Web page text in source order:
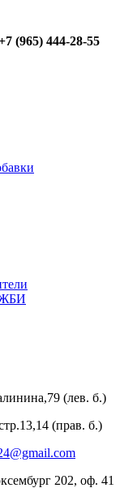
(965) 444-28-55
ЖБИ
(лев. б.)
(прав. б.)
202, оф. 41